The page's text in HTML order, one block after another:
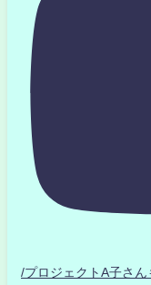
/プロジェクトA子さ